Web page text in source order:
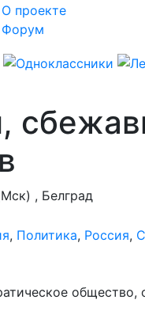
О проекте
Форум
, Белград
, Политика, Россия,